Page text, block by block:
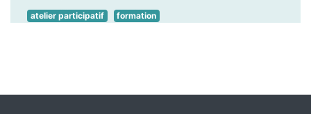
atelier participatif formation